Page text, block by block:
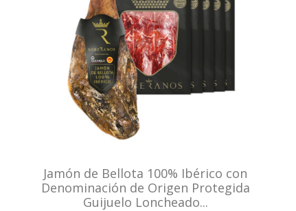
Jamón de Bellota 100% Ibérico con
Denominación de Origen Protegida
Guijuelo Loncheado...